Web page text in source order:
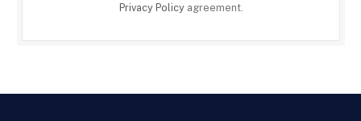
Privacy Policyagreement.